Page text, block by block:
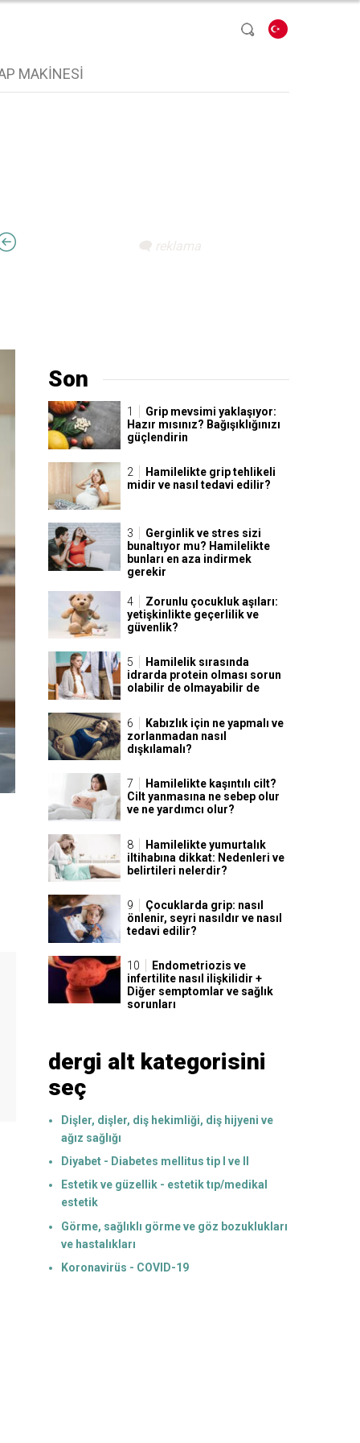
MAKINESI
Son
Grip mevsimi yaklaşıyor:
Hazır mısınız? Bağışıklığınızı
güçlendirin
Hamilelikte grip tehlikeli
midir ve nasıl tedavi edilir?
Gerginlik ve stres sizi
bunaltıyor mu? Hamilelikte
bunları en aza indirmek
gerekir
Zorunlu çocukluk aşıları:
yetişkinlikte geçerlilik ve
güvenlik?
Hamilelik sırasında
idrarda protein olması sorun
olabilir de olmayabilir de
Kabızlık için ne yapmalı ve
zorlanmadan nasıl
dışkılamalı?
Hamilelikte kaşıntılı cilt?
Cilt yanmasına ne sebep olur
ve ne yardımcı olur?
Hamilelikte yumurtalık
iltihabına dikkat: Nedenleri ve
belirtileri nelerdir?
Çocuklarda grip: nasıl
önlenir, seyri nasıldır ve nasıl
tedavi edilir?
Endometriozis ve
infertilite nasıl ilişkilidir +
Diğer semptomlar ve sağlık
sorunları
dergi alt kategorisini
seç
Dişler, dişler, diş hekimliği, diş hijyeni ve
ağız sağlığı
Diyabet - Diabetes mellitus tip I ve II
Estetik ve güzellik - estetik tıp/medikal
estetik
Görme, sağlıklı görme ve göz bozuklukları
ve hastalıkları
Koronavirüs - COVID-19